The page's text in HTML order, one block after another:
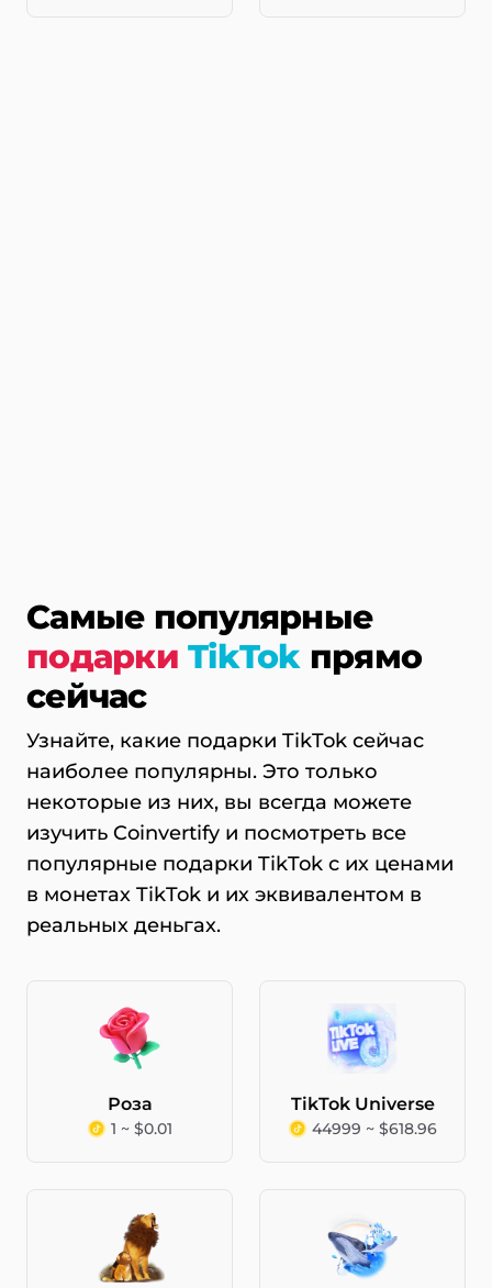
Самые популярные
подарки TikTokпрямо
сейчас
Узнайте, какие подарки TikTok сейчас
наиболее популярны. Это только
некоторые из них, вы всегда можете
изучить Coinvertify и посмотреть все
популярные подарки TikTok с их ценами
в монетах TikTok и их эквивалентом в
реальных деньгах.
Роза
1 ~ $0.01
TikTok Universe
44999 ~ $618.96